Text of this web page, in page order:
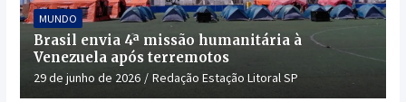
MUNDO
Brasil envia 4ª missão humanitária à
Venezuela após terremotos
29 de junho de 2026 Redação Estação Litoral SP